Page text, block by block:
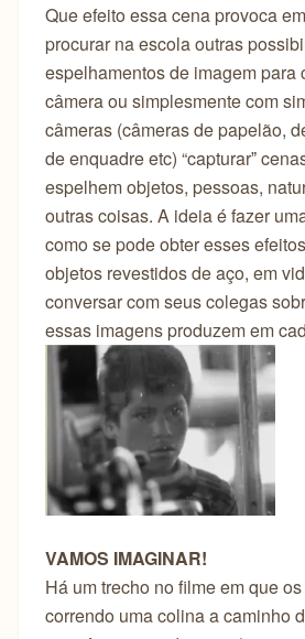
Que efeito essa cena provoca
procurar na escola outras
espelhamentos de imagem para
câmera ou simplesmente com
câmeras (câmeras de papelão,
de enquadre etc) “capturarˮ
espelhem objetos, pessoas,
outras coisas. A ideia é fazer
como se pode obter esses
objetos revestidos de aço, em
conversar com seus colegas
essas imagens produzem em
VAMOS IMAGINAR!
Há um trecho no filme em que
correndo uma colina a caminho